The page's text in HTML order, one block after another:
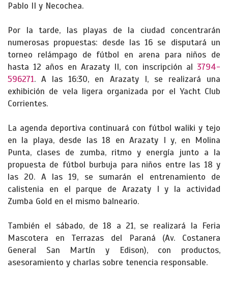
Pablo II y Necochea.
Por la tarde, las playas de la ciudad concentrarán
numerosas propuestas: desde las 16 se disputará un
torneo relámpago de fútbol en arena para niños de
hasta 12 años en Arazaty II, con inscripción al 3794-
596271. A las 16:30, en Arazaty I, se realizará una
exhibición de vela ligera organizada por el Yacht Club
Corrientes.
La agenda deportiva continuará con fútbol waliki y tejo
en la playa, desde las 18 en Arazaty I y, en Molina
Punta, clases de zumba, ritmo y energía junto a la
propuesta de fútbol burbuja para niños entre las 18 y
las 20. A las 19, se sumarán el entrenamiento de
calistenia en el parque de Arazaty I y la actividad
Zumba Gold en el mismo balneario.
También el sábado, de 18 a 21, se realizará la Feria
Mascotera en Terrazas del Paraná (Av. Costanera
General San Martín y Edison), con productos,
asesoramiento y charlas sobre tenencia responsable.